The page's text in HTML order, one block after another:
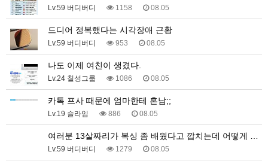
Lv.59 버디버디 1158 08.05
드디어 정복했다는 시각장애 근황
Lv.59 버디버디 953 08.05
나도 이제 여친이 생겼다.
Lv.24 칠성그룹 1086 08.05
카톡 프사 때문에 엄마한테 혼남;;
Lv.19 슬라임 886 08.05
여러분 13살짜리가 복싱 좀 배웠다고 깝치는데 어떻게 …
Lv.59 버디버디 1279 08.05